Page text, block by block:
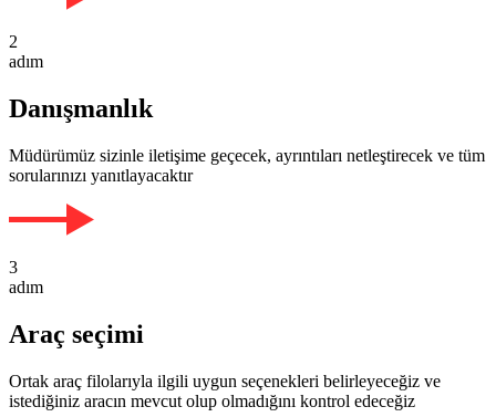
2
adım
Danışmanlık
Müdürümüz sizinle iletişime geçecek, ayrıntıları netleştirecek ve tüm
sorularınızı yanıtlayacaktır
3
adım
Araç seçimi
Ortak araç filolarıyla ilgili uygun seçenekleri belirleyeceğiz ve
istediğiniz aracın mevcut olup olmadığını kontrol edeceğiz